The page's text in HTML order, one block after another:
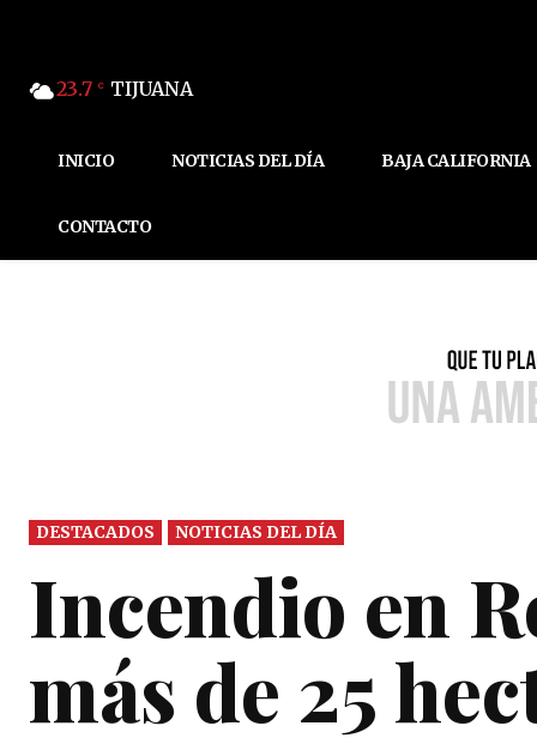
23.7 C TIJUANA
INICIO NOTICIAS DEL DÍA BAJA CALIFORNIA
CONTACTO
DESTACADOS NOTICIAS DEL DÍA
Incendio en
más de 25